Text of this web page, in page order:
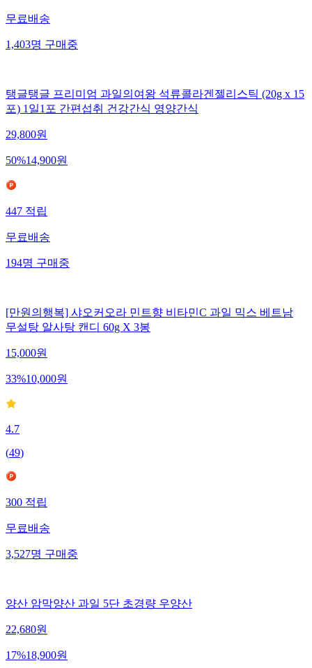
무료배송
1,403명 구매중
탱글탱글 프리미엄 과일의여왕 석류콜라겐젤리스틱 (20g x 15
포) 1일1포 간편섭취 건강간식 영양간식
29,800원
50%14,900원
447 적립
무료배송
194명 구매중
[만원의행복] 샤오커오라 민트향 비타민C 과일 믹스 베트남
무설탕 알사탕 캔디 60g X 3봉
15,000원
33%10,000원
4.7
(49)
300 적립
무료배송
3,527명 구매중
양산 암막양산 과일 5단 초경량 우양산
22,680원
17%18,900원